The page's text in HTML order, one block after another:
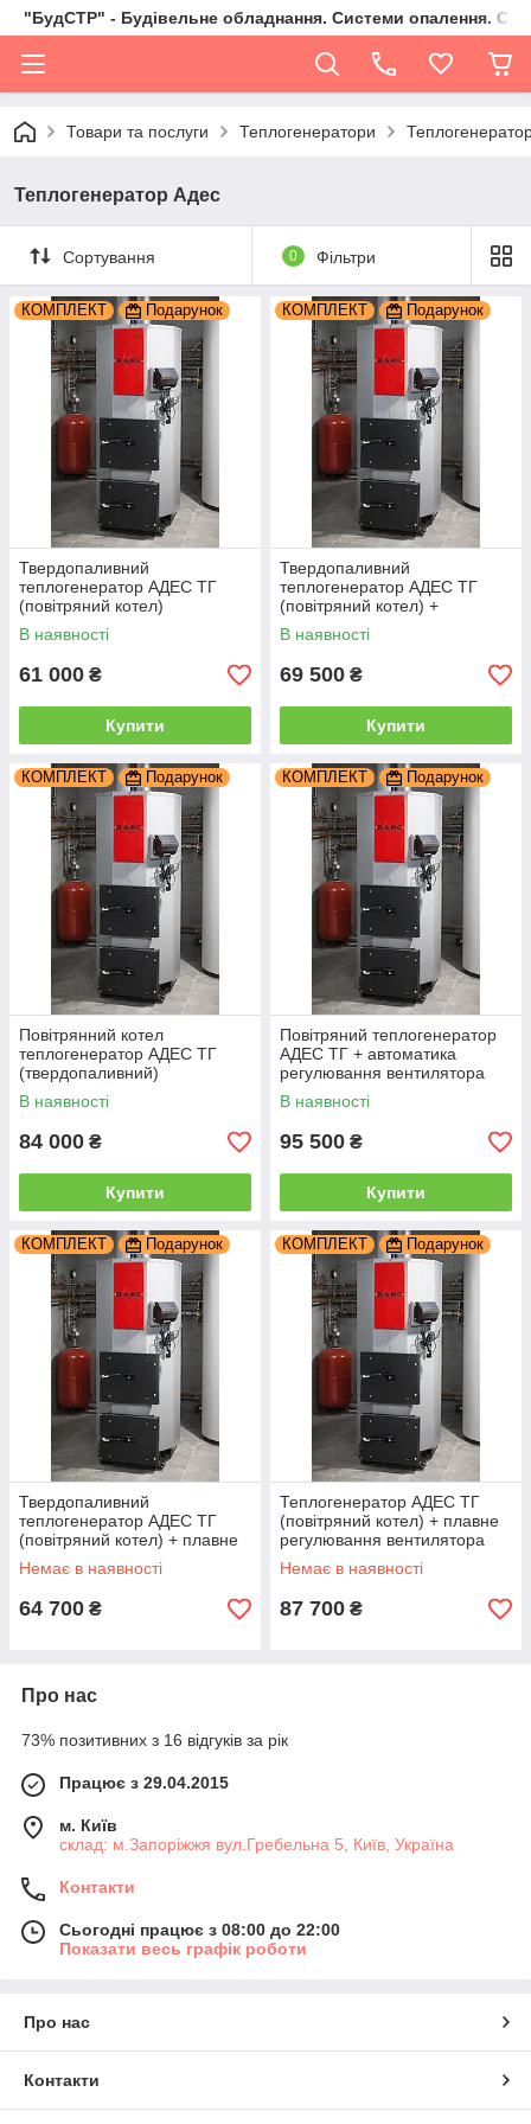
"БудСТР" - Будівельне обладнання. Системи опалення.
Товари та послуги Теплогенератори
Теплогенератор Адес
Сортування 0 Фільтри
КОМПЛЕКТ Подарунок
Твердопаливний
теплогенератор АДЕС ТГ
(повітряний котел)
В наявності
61 000 ₴
Купити
КОМПЛЕКТ Подарунок
Твердопаливний
теплогенератор АДЕС ТГ
(повітряний котел) +
автоматика регулювання
вентилятора топки та обдуву
В наявності
69 500 ₴
Купити
КОМПЛЕКТ Подарунок
Повітрянний котел
теплогенератор АДЕС ТГ
(твердопаливний)
В наявності
84 000 ₴
Купити
КОМПЛЕКТ Подарунок
Повітряний теплогенератор
АДЕС ТГ + автоматика
регулювання вентилятора
топки та обдуву
В наявності
95 500 ₴
Купити
КОМПЛЕКТ Подарунок
Твердопаливний
теплогенератор АДЕС ТГ
(повітряний котел) + плавне
регулювання вентилятора
обдува
Немає в наявності
64 700 ₴
КОМПЛЕКТ Подарунок
Теплогенератор АДЕС ТГ
(повітряний котел) + плавне
регулювання вентилятора
обдува
Немає в наявності
87 700 ₴
Про нас
73% позитивних з 16 відгуків за рік
Працює з 29.04.2015
м. Київ
склад: м.Запоріжжя вул.Гребельна 5, Київ, Україна
Контакти
Сьогодні працює з 08:00 до 22:00
Показати весь графік роботи
Про нас
Контакти